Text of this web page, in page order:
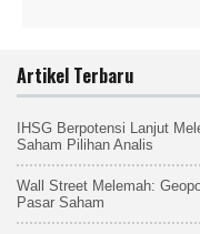
Artikel Terbaru
IHSG Berpotensi Lanjut
Saham Pilihan Analis
Wall Street Melemah:
Pasar Saham